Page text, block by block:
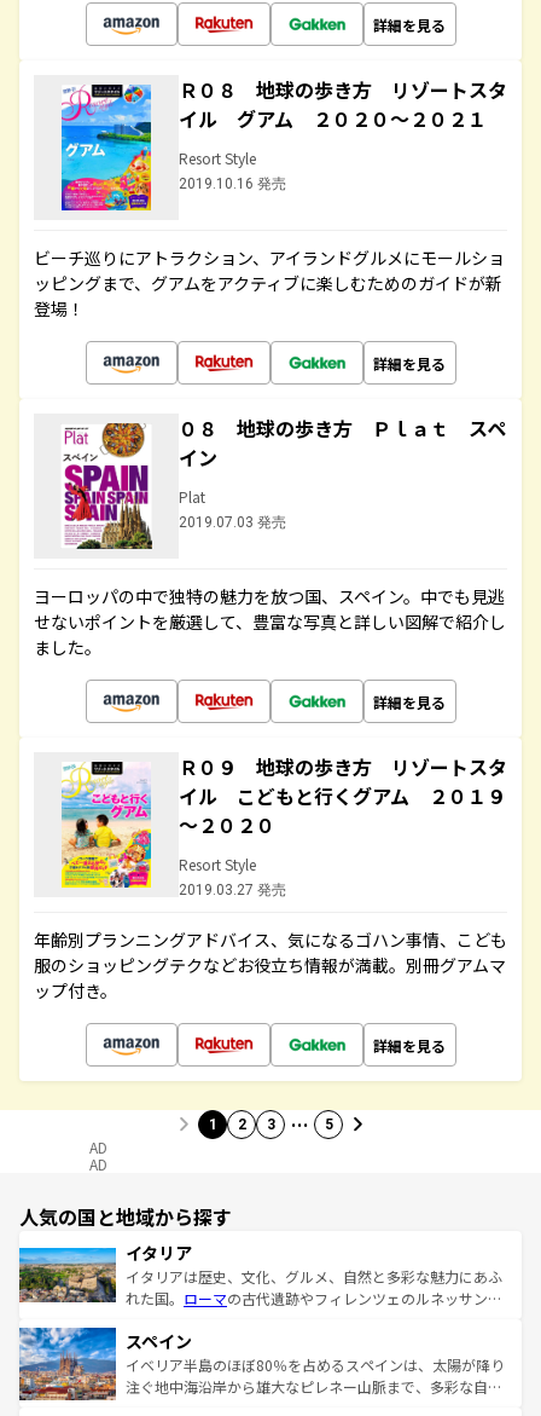
詳細を見る
Ｒ０８ 地球の歩き方 リゾートスタ
イル グアム ２０２０～２０２１
Resort Style
2019.10.16 発売
ビーチ巡りにアトラクション、アイランドグルメにモールショ
ッピングまで、グアムをアクティブに楽しむためのガイドが新
登場！
詳細を見る
０８ 地球の歩き方 Ｐｌａｔ スペ
イン
Plat
2019.07.03 発売
ヨーロッパの中で独特の魅力を放つ国、スペイン。中でも見逃
せないポイントを厳選して、豊富な写真と詳しい図解で紹介し
ました。
詳細を見る
Ｒ０９ 地球の歩き方 リゾートスタ
イル こどもと行くグアム ２０１９
～２０２０
Resort Style
2019.03.27 発売
年齢別プランニングアドバイス、気になるゴハン事情、こども
服のショッピングテクなどお役立ち情報が満載。別冊グアムマ
ップ付き。
詳細を見る
1 2 3 … 5
AD
AD
人気の国と地域から探す
イタリア
イタリアは歴史、文化、グルメ、自然と多彩な魅力にあふ
れた国。 ローマの古代遺跡やフィレンツェのルネッサンス
ろん、トスカーナの美しい田園風景やアマルフィ海岸の絶
景など、自然景観も見逃せない。観光の合間には、本場の
ピザやパスタなど、絶品のイタリア料理を堪能することも
スペイン
イベリア半島のほぼ80％を占めるスペインは、太陽が降り
注ぐ地中海沿岸から雄大なピレネー山脈まで、多彩な自然